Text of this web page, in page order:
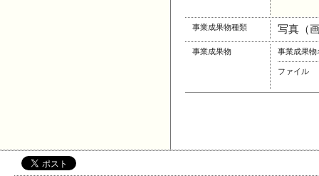
事業成果物種類 写真（
事業成果物 事業成果物
ファイル